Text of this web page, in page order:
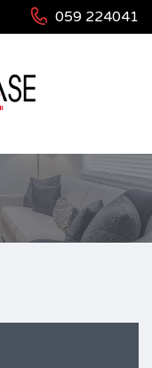
059 224041